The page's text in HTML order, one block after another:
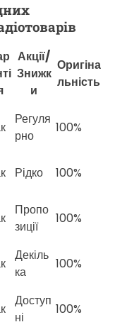
Акції/
Знижк
и
Оригіна
льність
Регуля
рно
100%
Рідко
100%
Пропо
зиції
100%
Декіль
ка
100%
Доступ
ні
100%